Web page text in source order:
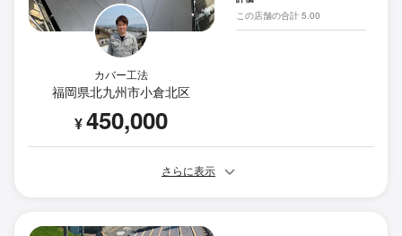
カバー工法
福岡県北九州市小倉北区
¥450,000
この店舗の合計 5.00
さらに表示